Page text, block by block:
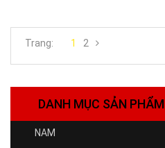
Trang: 1 2
DANH MỤC SẢN PHẨM
NAM